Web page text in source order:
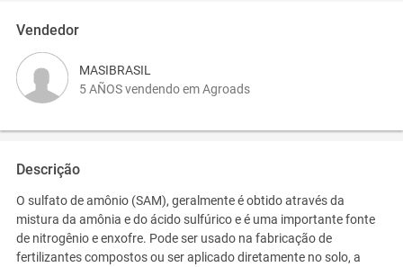
Vendedor
MASIBRASIL
5 AÑOS vendendo em Agroads
Descrição
O sulfato de amônio (SAM), geralmente é obtido através da
mistura da amônia e do ácido sulfúrico e é uma importante fonte
de nitrogênio e enxofre. Pode ser usado na fabricação de
fertilizantes compostos ou ser aplicado diretamente no solo, a